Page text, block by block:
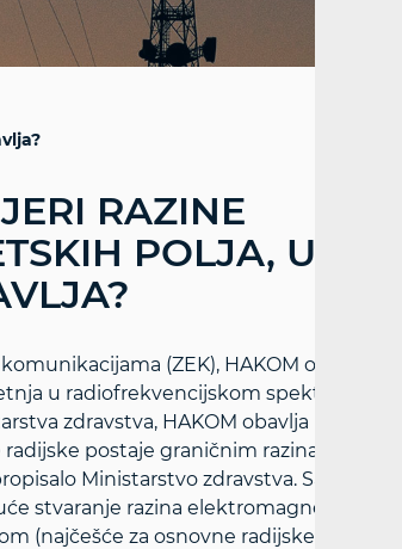
RAZINE
POLJA, U
(ZEK), HAKOM obavlja
u radiofrekvencijskom spektru. U
zdravstva, HAKOM obavlja
postaje graničnim razinama
Ministarstvo zdravstva. Sama
stvaranje razina elektromagnetskog
(najčešće za osnovne radijske postaje